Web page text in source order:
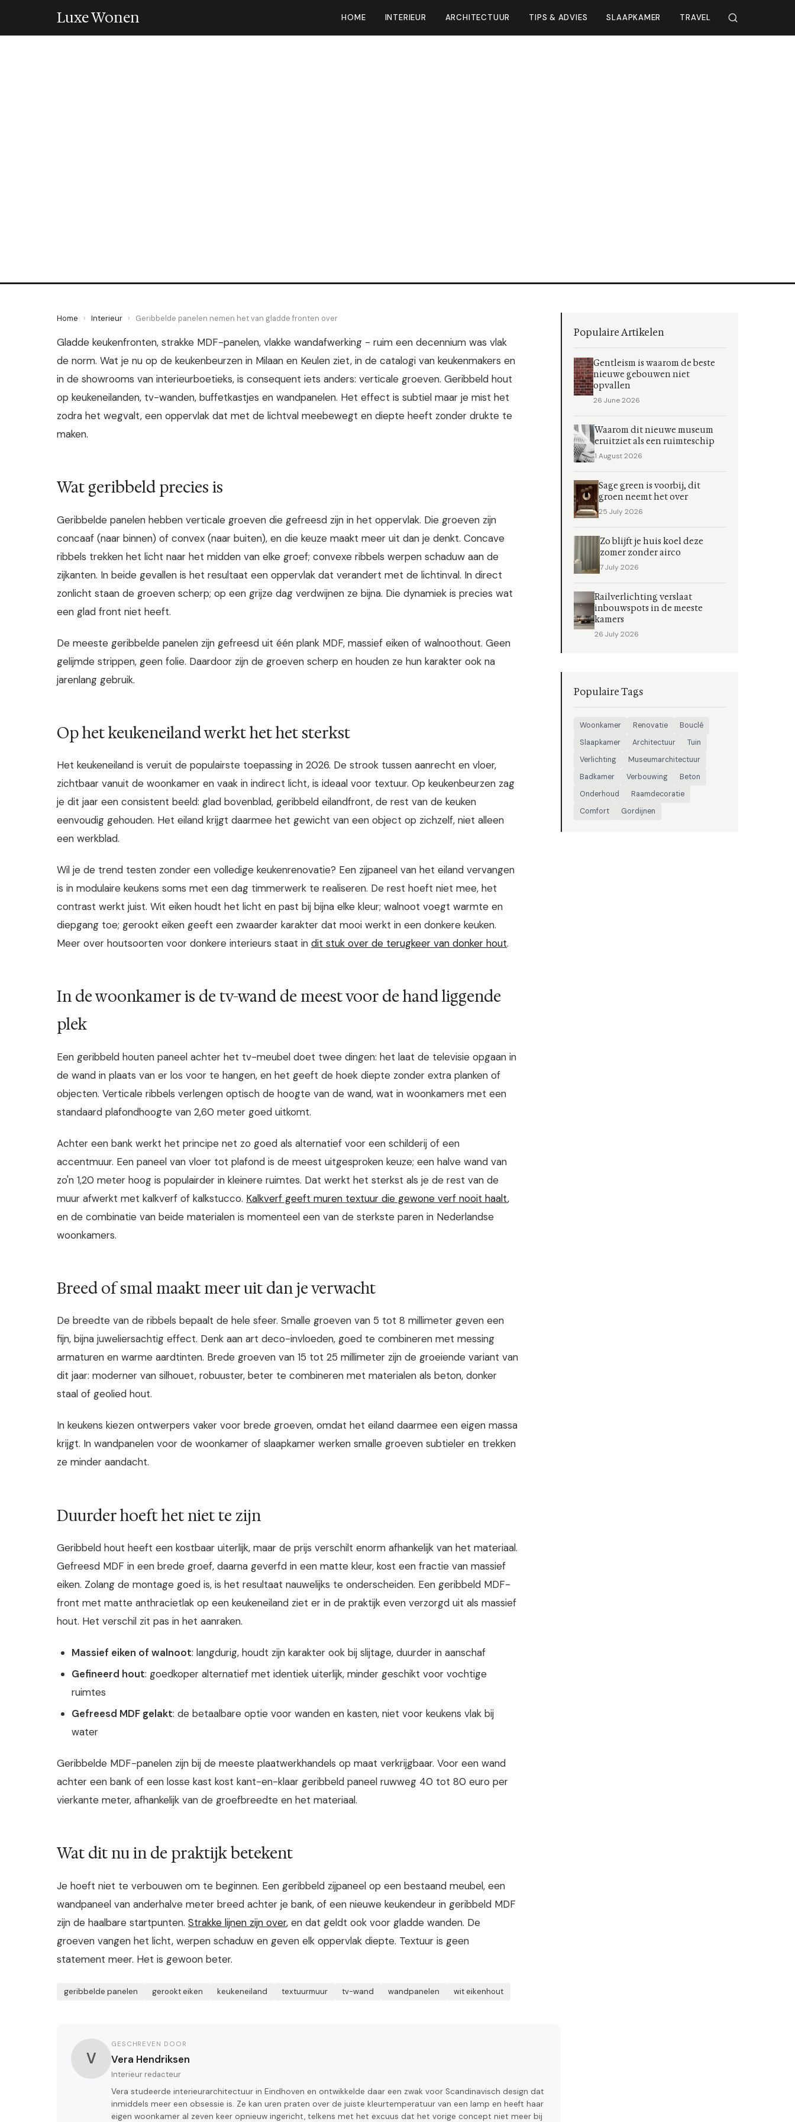
Luxe Wonen HOME INTERIEUR ARCHITECTUUR TIPS & ADVIES SLAAPKAMER TRAVEL
Home › Interieur › Geribbelde panelen nemen het van gladde fronten over
Gladde keukenfronten, strakke MDF-panelen, vlakke wandafwerking - ruim een decennium was vlak
de norm. Wat je nu op de keukenbeurzen in Milaan en Keulen ziet, in de catalogi van keukenmakers en
in de showrooms van interieurboetieks, is consequent iets anders: verticale groeven. Geribbeld hout
op keukeneilanden, tv-wanden, buffetkastjes en wandpanelen. Het effect is subtiel maar je mist het
zodra het wegvalt, een oppervlak dat met de lichtval meebewegt en diepte heeft zonder drukte te
maken.
Wat geribbeld precies is
Geribbelde panelen hebben verticale groeven die gefreesd zijn in het oppervlak. Die groeven zijn
concaaf (naar binnen) of convex (naar buiten), en die keuze maakt meer uit dan je denkt. Concave
ribbels trekken het licht naar het midden van elke groef; convexe ribbels werpen schaduw aan de
zijkanten. In beide gevallen is het resultaat een oppervlak dat verandert met de lichtinval. In direct
zonlicht staan de groeven scherp; op een grijze dag verdwijnen ze bijna. Die dynamiek is precies wat
een glad front niet heeft.
De meeste geribbelde panelen zijn gefreesd uit één plank MDF, massief eiken of walnoothout. Geen
gelijmde strippen, geen folie. Daardoor zijn de groeven scherp en houden ze hun karakter ook na
jarenlang gebruik.
Op het keukeneiland werkt het het sterkst
Het keukeneiland is veruit de populairste toepassing in 2026. De strook tussen aanrecht en vloer,
zichtbaar vanuit de woonkamer en vaak in indirect licht, is ideaal voor textuur. Op keukenbeurzen zag
je dit jaar een consistent beeld: glad bovenblad, geribbeld eilandfront, de rest van de keuken
eenvoudig gehouden. Het eiland krijgt daarmee het gewicht van een object op zichzelf, niet alleen
een werkblad.
Wil je de trend testen zonder een volledige keukenrenovatie? Een zijpaneel van het eiland vervangen
is in modulaire keukens soms met een dag timmerwerk te realiseren. De rest hoeft niet mee, het
contrast werkt juist. Wit eiken houdt het licht en past bij bijna elke kleur; walnoot voegt warmte en
diepgang toe; gerookt eiken geeft een zwaarder karakter dat mooi werkt in een donkere keuken.
Meer over houtsoorten voor donkere interieurs staat in dit stuk over de terugkeer van donker hout.
In de woonkamer is de tv-wand de meest voor de hand liggende
plek
Een geribbeld houten paneel achter het tv-meubel doet twee dingen: het laat de televisie opgaan in
de wand in plaats van er los voor te hangen, en het geeft de hoek diepte zonder extra planken of
objecten. Verticale ribbels verlengen optisch de hoogte van de wand, wat in woonkamers met een
standaard plafondhoogte van 2,60 meter goed uitkomt.
Achter een bank werkt het principe net zo goed als alternatief voor een schilderij of een
accentmuur. Een paneel van vloer tot plafond is de meest uitgesproken keuze; een halve wand van
zo'n 1,20 meter hoog is populairder in kleinere ruimtes. Dat werkt het sterkst als je de rest van de
muur afwerkt met kalkverf of kalkstucco. Kalkverf geeft muren textuur die gewone verf nooit haalt,
en de combinatie van beide materialen is momenteel een van de sterkste paren in Nederlandse
woonkamers.
Breed of smal maakt meer uit dan je verwacht
De breedte van de ribbels bepaalt de hele sfeer. Smalle groeven van 5 tot 8 millimeter geven een
fijn, bijna juweliersachtig effect. Denk aan art deco-invloeden, goed te combineren met messing
armaturen en warme aardtinten. Brede groeven van 15 tot 25 millimeter zijn de groeiende variant van
dit jaar: moderner van silhouet, robuuster, beter te combineren met materialen als beton, donker
staal of geolied hout.
In keukens kiezen ontwerpers vaker voor brede groeven, omdat het eiland daarmee een eigen massa
krijgt. In wandpanelen voor de woonkamer of slaapkamer werken smalle groeven subtieler en trekken
ze minder aandacht.
Duurder hoeft het niet te zijn
Geribbeld hout heeft een kostbaar uiterlijk, maar de prijs verschilt enorm afhankelijk van het materiaal.
Gefreesd MDF in een brede groef, daarna geverfd in een matte kleur, kost een fractie van massief
eiken. Zolang de montage goed is, is het resultaat nauwelijks te onderscheiden. Een geribbeld MDF-
front met matte anthracietlak op een keukeneiland ziet er in de praktijk even verzorgd uit als massief
hout. Het verschil zit pas in het aanraken.
Massief eiken of walnoot: langdurig, houdt zijn karakter ook bij slijtage, duurder in aanschaf
Gefineerd hout: goedkoper alternatief met identiek uiterlijk, minder geschikt voor vochtige
ruimtes
Gefreesd MDF gelakt: de betaalbare optie voor wanden en kasten, niet voor keukens vlak bij
water
Geribbelde MDF-panelen zijn bij de meeste plaatwerkhandels op maat verkrijgbaar. Voor een wand
achter een bank of een losse kast kost kant-en-klaar geribbeld paneel ruwweg 40 tot 80 euro per
vierkante meter, afhankelijk van de groefbreedte en het materiaal.
Wat dit nu in de praktijk betekent
Je hoeft niet te verbouwen om te beginnen. Een geribbeld zijpaneel op een bestaand meubel, een
wandpaneel van anderhalve meter breed achter je bank, of een nieuwe keukendeur in geribbeld MDF
zijn de haalbare startpunten. Strakke lijnen zijn over, en dat geldt ook voor gladde wanden. De
groeven vangen het licht, werpen schaduw en geven elk oppervlak diepte. Textuur is geen
statement meer. Het is gewoon beter.
geribbelde panelen gerookt eiken keukeneiland textuurmuur tv-wand wandpanelen wit eikenhout
V
GESCHREVEN DOOR
Vera Hendriksen
Interieur redacteur
Vera studeerde interieurarchitectuur in Eindhoven en ontwikkelde daar een zwak voor Scandinavisch design dat
inmiddels meer een obsessie is. Ze kan uren praten over de juiste kleurtemperatuur van een lamp en heeft haar
eigen woonkamer al zeven keer opnieuw ingericht, telkens met het excuus dat het vorige concept niet meer bij
Populaire Artikelen
Gentleism is waarom de beste
nieuwe gebouwen niet
opvallen
26 June 2026
Waarom dit nieuwe museum
eruitziet als een ruimteschip
1 August 2026
Sage green is voorbij, dit
groen neemt het over
25 July 2026
Zo blijft je huis koel deze
zomer zonder airco
7 July 2026
Railverlichting verslaat
inbouwspots in de meeste
kamers
26 July 2026
Populaire Tags
Woonkamer Renovatie
Bouclé
Slaapkamer
Architectuur
Tuin
Verlichting
Museumarchitectuur
Badkamer
Verbouwing
Beton
Onderhoud
Raamdecoratie
Comfort
Gordijnen